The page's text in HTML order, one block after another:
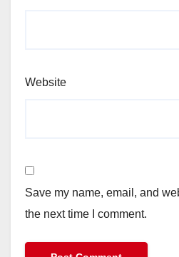
Website
Save my name, email, and
the next time I comment.